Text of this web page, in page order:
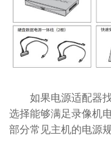
如果电源适配器找
选择能够满足录像机
部分常见主机的电源